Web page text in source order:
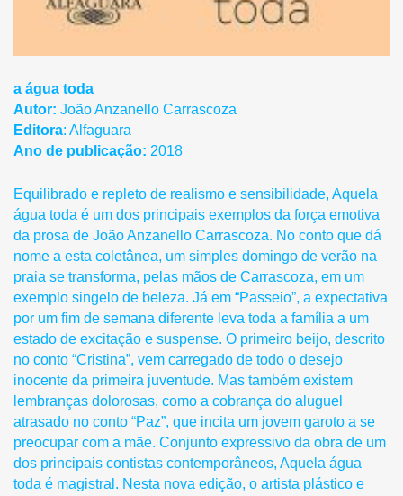
a água toda
Autor: João Anzanello Carrascoza
Editora: Alfaguara
Ano de publicação: 2018
Equilibrado e repleto de realismo e sensibilidade, Aquela
água toda é um dos principais exemplos da força emotiva
da prosa de João Anzanello Carrascoza. No conto que dá
nome a esta coletânea, um simples domingo de verão na
praia se transforma, pelas mãos de Carrascoza, em um
exemplo singelo de beleza. Já em “Passeio”, a expectativa
por um fim de semana diferente leva toda a família a um
estado de excitação e suspense. O primeiro beijo, descrito
no conto “Cristina”, vem carregado de todo o desejo
inocente da primeira juventude. Mas também existem
lembranças dolorosas, como a cobrança do aluguel
atrasado no conto “Paz”, que incita um jovem garoto a se
preocupar com a mãe. Conjunto expressivo da obra de um
dos principais contistas contemporâneos, Aquela água
toda é magistral. Nesta nova edição, o artista plástico e